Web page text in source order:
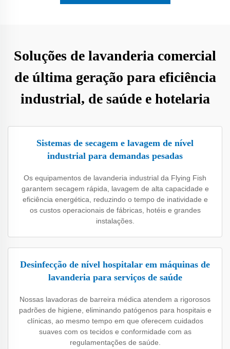
Soluções de lavanderia comercial
de última geração para eficiência
industrial, de saúde e hotelaria
Sistemas de secagem e lavagem de nível
industrial para demandas pesadas
Os equipamentos de lavanderia industrial da Flying Fish
garantem secagem rápida, lavagem de alta capacidade e
eficiência energética, reduzindo o tempo de inatividade e
os custos operacionais de fábricas, hotéis e grandes
instalações.
Desinfecção de nível hospitalar em máquinas de
lavanderia para serviços de saúde
Nossas lavadoras de barreira médica atendem a rigorosos
padrões de higiene, eliminando patógenos para hospitais e
clínicas, ao mesmo tempo em que oferecem cuidados
suaves com os tecidos e conformidade com as
regulamentações de saúde.